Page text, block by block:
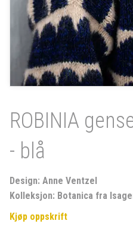
ROBINIA
- blå
Design: Anne Ventzel
Kolleksjon: Botanica fra
Kjøp oppskrift